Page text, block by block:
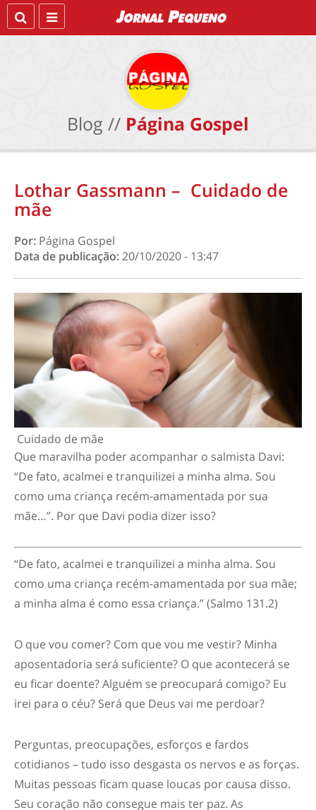
Blog // Página Gospel
Lothar Gassmann – Cuidado de
mãe
Por: Página Gospel
Data de publicação:20/10/2020 - 13:47
Cuidado de mãe
Que maravilha poder acompanhar o salmista Davi:
“De fato, acalmei e tranquilizei a minha alma. Sou
como uma criança recém-amamentada por sua
mãe…”. Por que Davi podia dizer isso?
“De fato, acalmei e tranquilizei a minha alma. Sou
como uma criança recém-amamentada por sua mãe;
a minha alma é como essa criança.”(Salmo 131.2)
O que vou comer? Com que vou me vestir? Minha
aposentadoria será suficiente? O que acontecerá se
eu ficar doente? Alguém se preocupará comigo? Eu
irei para o céu? Será que Deus vai me perdoar?
Perguntas, preocupações, esforços e fardos
cotidianos – tudo isso desgasta os nervos e as forças.
Muitas pessoas ficam quase loucas por causa disso.
Seu coração não consegue mais ter paz. As